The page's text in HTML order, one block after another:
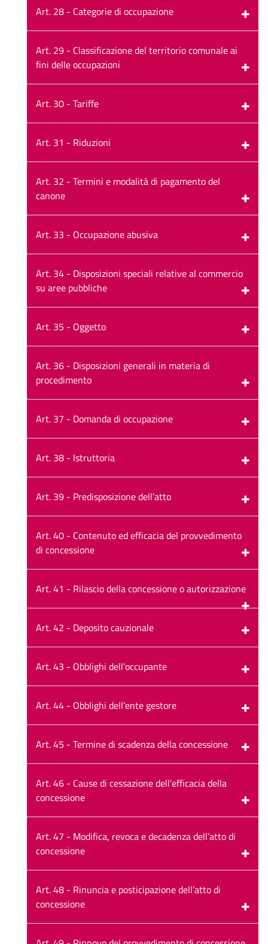
Art. 28 - Categorie di occupazione
Art. 29 - Classificazione del territorio comunale ai
fini delle occupazioni
Art. 30 - Tariffe
Art. 31 - Riduzioni
Art. 32 - Termini e modalità di pagamento del
canone
Art. 33 - Occupazione abusiva
Art. 34 - Disposizioni speciali relative al commercio
su aree pubbliche
Art. 35 - Oggetto
Art. 36 - Disposizioni generali in materia di
procedimento
Art. 37 - Domanda di occupazione
Art. 38 - Istruttoria
Art. 39 - Predisposizione dell’atto
Art. 40 - Contenuto ed efficacia del provvedimento
di concessione
Art. 41 - Rilascio della concessione o autorizzazione
Art. 42 - Deposito cauzionale
Art. 43 - Obblighi dell’occupante
Art. 44 - Obblighi dell’ente gestore
Art. 45 - Termine di scadenza della concessione
Art. 46 - Cause di cessazione dell’efficacia della
concessione
Art. 47 - Modifica, revoca e decadenza dell’atto di
concessione
Art. 48 - Rinuncia e posticipazione dell’atto di
concessione